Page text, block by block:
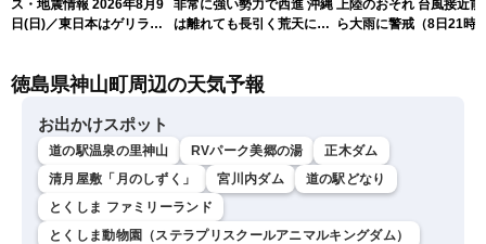
ス・地震情報 2026年8月9
日(日)／東日本はゲリラ雷
ュースLiVEモーニング・魚
非常に強い勢力で西進 沖縄
は離れても長引く荒天に厳
上陸のおそれ 台風接近前
ら大雨に警戒（8日21時
徳島県神山町周辺の天気予報
お出かけスポット
道の駅温泉の里神山 RVパーク美郷の湯
正木ダム
清月屋敷「月のしずく」
宮川内ダム
道の駅どなり
とくしま ファミリーランド
とくしま動物園（ステラプリスクールアニマルキングダム）